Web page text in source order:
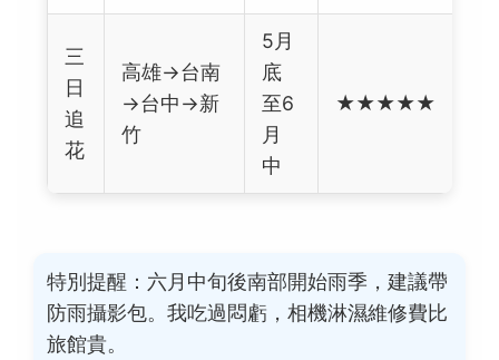
三
日
追
花
高雄→台南
→台中→新
竹
5月
底
至6
月
中
★★★★★
特別提醒：六月中旬後南部開始雨季，建議帶
防雨攝影包。我吃過悶虧，相機淋濕維修費比
旅館貴。